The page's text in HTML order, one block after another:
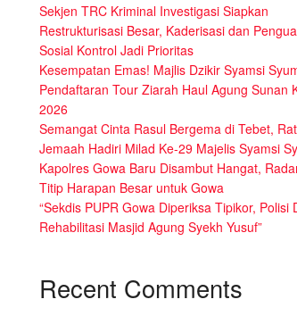
Sekjen TRC Kriminal Investigasi Siapkan
Restrukturisasi Besar, Kaderisasi dan
Sosial Kontrol Jadi Prioritas
Kesempatan Emas! Majlis Dzikir Syamsi
Pendaftaran Tour Ziarah Haul Agung Sunan
2026
Semangat Cinta Rasul Bergema di Tebet,
Jemaah Hadiri Milad Ke-29 Majelis Syamsi
Kapolres Gowa Baru Disambut Hangat,
Titip Harapan Besar untuk Gowa
“Sekdis PUPR Gowa Diperiksa Tipikor, Polisi
Rehabilitasi Masjid Agung Syekh Yusuf”
Recent Comments